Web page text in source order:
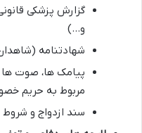
گزارش پزشکی
و…)
شهادتنامه
پیامک ها، صوت ها
مربوط به حریم
سند ازدواج و